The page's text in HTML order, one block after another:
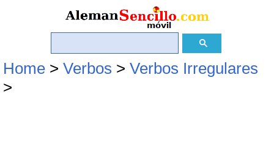
Home > Verbos > Verbos Irregulares
>